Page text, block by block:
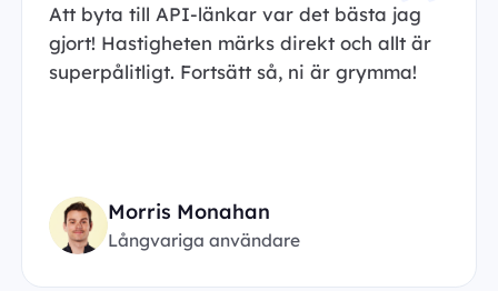
Att byta till API-länkar var det bästa jag
gjort! Hastigheten märks direkt och allt är
superpålitligt. Fortsätt så, ni är grymma!
Morris Monahan
Långvariga användare